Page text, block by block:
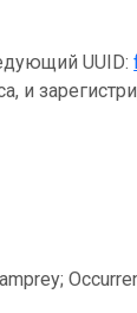
UUID:
и